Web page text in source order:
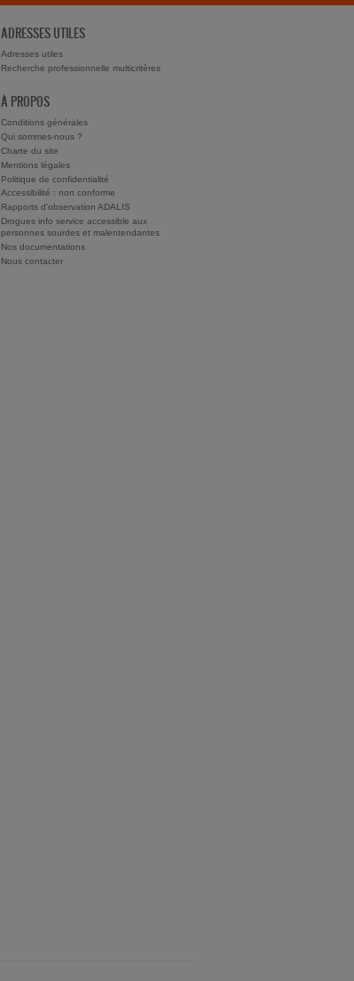
ADRESSES UTILES
Adresses utiles
Recherche professionnelle multicritères
À PROPOS
Conditions générales
Qui sommes-nous ?
Charte du site
Mentions légales
Politique de confidentialité
Accessibilité : non conforme
Rapports d'observation ADALIS
Drogues info service accessible aux
personnes sourdes et malentendantes
Nos documentations
Nous contacter